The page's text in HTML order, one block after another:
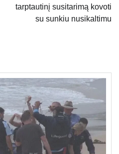
tarptautinį susitarimą kovoti
su sunkiu nusikaltimu